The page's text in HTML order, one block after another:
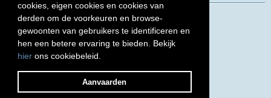
cookies, eigen cookies en cookies van
derden om de voorkeuren en browse-
gewoonten van gebruikers te identificeren en
hen een betere ervaring te bieden. Bekijk
hierons cookiebeleid.
Aanvaarden
Volg ons